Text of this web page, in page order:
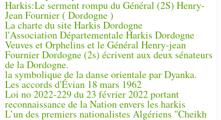
Harkis:Le serment rompu du Général (2S) Henry-
Jean Fournier ( Dordogne )
La charte du site Harkis Dordogne
l'Association Départementale Harkis Dordogne
Veuves et Orphelins et le Général Henry-jean
Fournier Dordogne (2s) écrivent aux deux sénateurs
de la Dordogne.
la symbolique de la danse orientale par Dyanka.
Les accords d'Évian 18 mars 1962
Loi no 2022-229 du 23 février 2022 portant
reconnaissance de la Nation envers les harkis
L’un des premiers nationalistes Algériens "Cheikh